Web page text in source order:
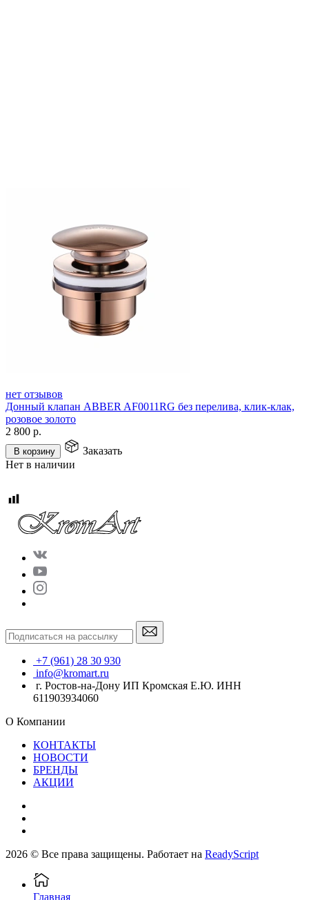
нет отзывов
Донный клапан ABBER AF0011RG без перелива, клик-клак,
розовое золото
2 800 р.
В корзину
Заказать
Нет в наличии
+7 (961) 28 30 930
info@kromart.ru
г. Ростов-на-Дону ИП Кромская Е.Ю. ИНН
611903934060
О Компании
КОНТАКТЫ
НОВОСТИ
БРЕНДЫ
АКЦИИ
2026 © Все права защищены. Работает на ReadyScript
Главная